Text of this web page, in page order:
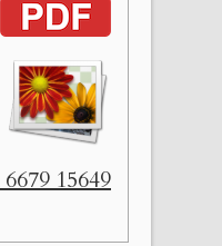
15649 x 6679 )